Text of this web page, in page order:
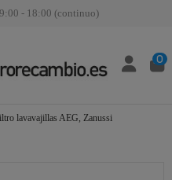
- 18:00 (continuo)
0
lavavajillas AEG, Zanussi